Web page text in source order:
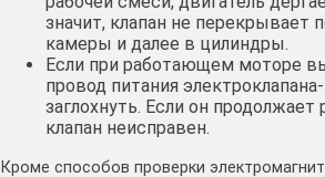
значит, клапан не перекрывает
камеры и далее в цилиндры.
Если при работающем моторе
провод питания
заглохнуть. Если он продолжает
клапан неисправен.
Кроме способов проверки